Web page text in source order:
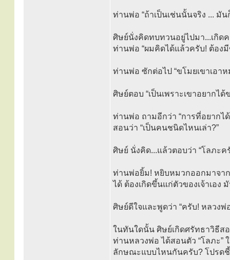
ท่านพ่อ “ถ้าเป็นเช่นนั้นจริง ... มั
ศิษย์นั่งคิดทบทวนอยู่ไปมา...เกิด
ท่านพ่อ “ผมคิดได้แล้วครับ! ต้องมี
ท่านพ่อ ซักต่อไป “ขโมยเขาเอาห
ศิษย์ตอบ “เป็นเพราะเขาอยากไ
ท่านพ่อ ถามอีกว่า “การที่อยากไ
สอนว่า “เป็นคนชนิดไหนเล่า?”
ศิษย์ นั่งคิด...แล้วตอบว่า “โลภะค
ท่านพ่อยิ้ม! หยิบหมวกออกมาจา
ได้ ต้องเกิดขึ้นแก่ตัวของเจ้าเอง
ศิษย์ดีใจและพูดว่า “ครับ! หลวง
ในทันใดนั้น ศิษย์เกิดศรัทธาวิธีส
ท่านหลวงพ่อ ได้สอนตัว “โลภะ”
ลักษณะแบบไหนกันครับ? โปรด